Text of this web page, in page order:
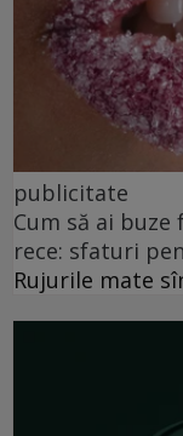
publicitate
Cum să ai
rece: sfaturi
Rujurile mate